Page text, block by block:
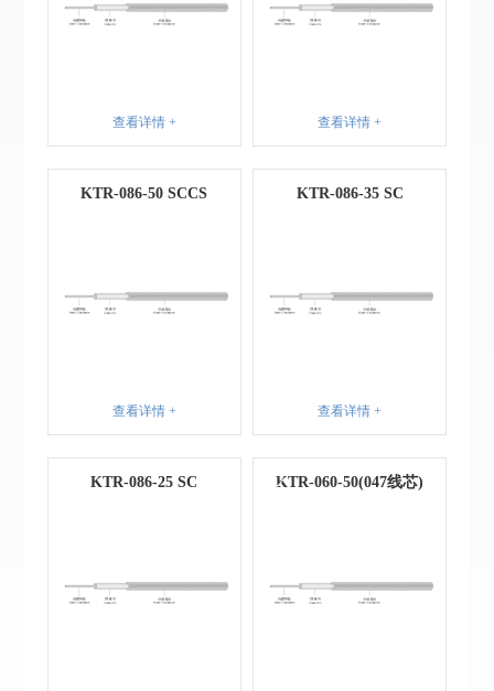
查看详情 + 查看详情 +
KTR-086-50 SCCS
查看详情 +
KTR-086-35 SC
查看详情 +
KTR-086-25 SC KTR-060-50(047线芯)